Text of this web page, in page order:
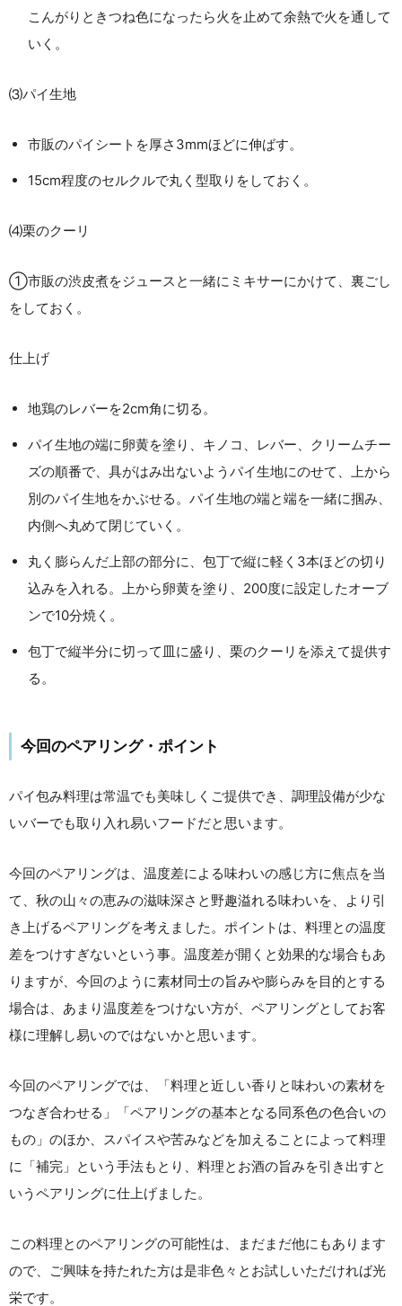
こんがりときつね色になったら火を止めて余熱で火を通して
いく。
⑶パイ生地
市販のパイシートを厚さ3mmほどに伸ばす。
15cm程度のセルクルで丸く型取りをしておく。
⑷栗のクーリ
①市販の渋皮煮をジュースと一緒にミキサーにかけて、裏ごし
をしておく。
仕上げ
地鶏のレバーを2cm角に切る。
パイ生地の端に卵黄を塗り、キノコ、レバー、クリームチー
ズの順番で、具がはみ出ないようパイ生地にのせて、上から
別のパイ生地をかぶせる。パイ生地の端と端を一緒に掴み、
内側へ丸めて閉じていく。
丸く膨らんだ上部の部分に、包丁で縦に軽く3本ほどの切り
込みを入れる。上から卵黄を塗り、200度に設定したオーブ
ンで10分焼く。
包丁で縦半分に切って皿に盛り、栗のクーリを添えて提供す
る。
今回のペアリング・ ポイント
パイ包み料理は常温でも美味しくご提供でき、調理設備が少な
いバーでも取り入れ易いフードだと思います。
今回のペアリングは、温度差による味わいの感じ方に焦点を当
て、秋の山々の恵みの滋味深さと野趣溢れる味わいを、より引
き上げるペアリングを考えました。ポイントは、料理との温度
差をつけすぎないという事。温度差が開くと効果的な場合もあ
りますが、今回のように素材同士の旨みや膨らみを目的とする
場合は、あまり温度差をつけない方が、ペアリングとしてお客
様に理解し易いのではないかと思います。
今回のペアリングでは、「料理と近しい香りと味わいの素材を
つなぎ合わせる」「ペアリングの基本となる同系色の色合いの
もの」のほか、スパイスや苦みなどを加えることによって料理
に「補完」という手法もとり、料理とお酒の旨みを引き出すと
いうペアリングに仕上げました。
この料理とのペアリングの可能性は、まだまだ他にもあります
ので、ご興味を持たれた方は是非色々とお試しいただければ光
栄です。